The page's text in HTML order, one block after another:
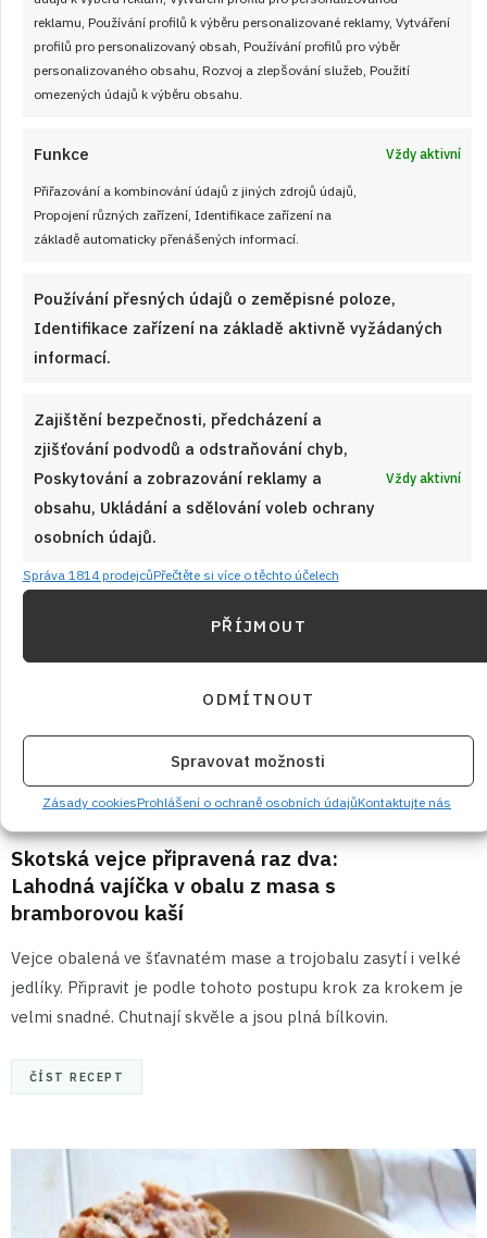
reklamu, Používání profilů k výběru personalizované reklamy, Vytváření
profilů pro personalizovaný obsah, Používání profilů pro výběr
personalizovaného obsahu, Rozvoj a zlepšování služeb, Použití
omezených údajů k výběru obsahu.
Funkce Vždy aktivní
Přiřazování a kombinování údajů z jiných zdrojů údajů,
Propojení různých zařízení, Identifikace zařízení na
základě automaticky přenášených informací.
Používání přesných údajů o zeměpisné poloze,
Identifikace zařízení na základě aktivně vyžádaných
informací.
Zajištění bezpečnosti, předcházení a
zjišťování podvodů a odstraňování chyb,
Poskytování a zobrazování reklamy a
obsahu, Ukládání a sdělování voleb ochrany
osobních údajů.
Vždy aktivní
Správa 1814 prodejcůPřečtěte si více o těchto účelech
PŘÍJMOUT
ODMÍTNOUT
Spravovat možnosti
Zásady cookiesProhlášení o ochraně osobních údajůKontaktujte nás
22. 7. 2025
Císařský trhanec s pomerančovým
přelivem: Šlechtický dezert
Jak později snídal sám František Josef I.? Prohlédněte si
tento recept s postupem na císařský trhanec a bude vám vše
ČÍST RECEPT
Skotská vejce připravená raz dva:
Lahodná vajíčka v obalu z masa s
bramborovou kaší
Vejce obalená ve šťavnatém mase a trojobalu zasytí i velké
jedlíky. Připravit je podle tohoto postupu krok za krokem je
velmi snadné. Chutnají skvěle a jsou plná bílkovin.
ČÍST RECEPT